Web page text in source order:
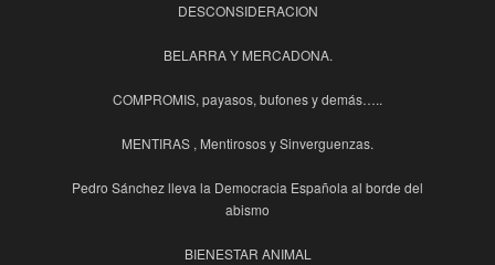
DESCONSIDERACION
BELARRA Y MERCADONA.
COMPROMIS, payasos, bufones y demás…..
MENTIRAS , Mentirosos y Sinverguenzas.
Pedro Sánchez lleva la Democracia Española al borde del
abismo
BIENESTAR ANIMAL